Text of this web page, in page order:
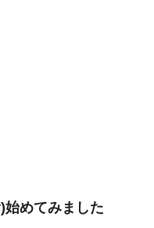
めてみました